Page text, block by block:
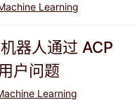
Learning
器人通过 ACP
户问题
Learning